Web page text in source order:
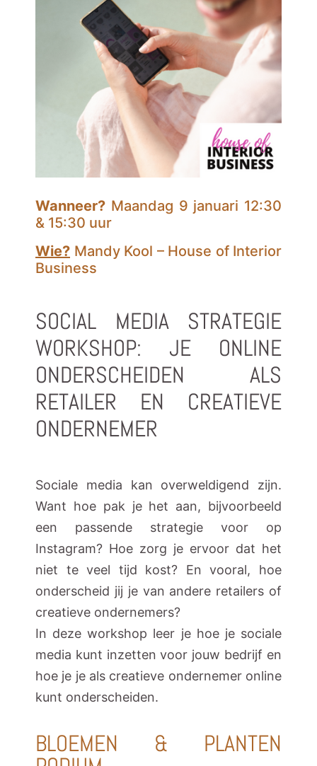
Wanneer? Maandag 9 januari 12:30
& 15:30 uur
Wie? Mandy Kool – House of Interior
Business
SOCIAL MEDIA STRATEGIE
WORKSHOP: JE ONLINE
ONDERSCHEIDEN ALS
RETAILER EN CREATIEVE
ONDERNEMER
Sociale media kan overweldigend zijn.
Want hoe pak je het aan, bijvoorbeeld
een passende strategie voor op
Instagram? Hoe zorg je ervoor dat het
niet te veel tijd kost? En vooral, hoe
onderscheid jij je van andere retailers of
creatieve ondernemers?
In deze workshop leer je hoe je sociale
media kunt inzetten voor jouw bedrijf en
hoe je je als creatieve ondernemer online
kunt onderscheiden.
BLOEMEN & PLANTEN